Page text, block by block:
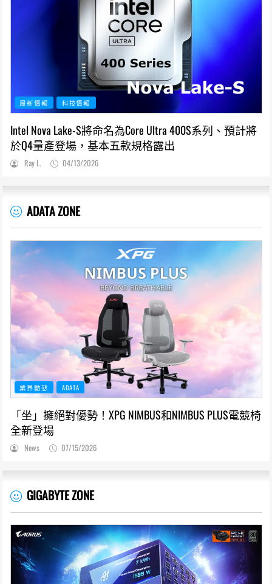
最新情報 科技情報
Intel Nova Lake-S將命名為Core Ultra 400S系列、預計將
於Q4量產登場，基本五款規格露出
Ray L. 04/13/2026
ADATA ZONE
業界動態 ADATA
「坐」擁絕對優勢！XPG NIMBUS和NIMBUS PLUS電競椅
全新登場
News 07/15/2026
GIGABYTE ZONE